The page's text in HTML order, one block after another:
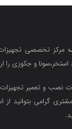
مرکز تخصصی
استخر،سونا و جکوزی را
نصب و تعمیر تجهیزات
گرامی بتوانید از